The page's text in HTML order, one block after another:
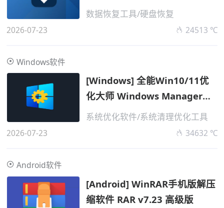
数据恢复工具/硬盘恢复
2026-07-23 24513 ℃
Windows软件
[Windows] 全能Win10/11优
化大师 Windows Manager
v2.4.
系统优化软件/系统清理优化工具
2026-07-23 34632 ℃
Android软件
[Android] WinRAR手机版解压
缩软件 RAR v7.23 高级版